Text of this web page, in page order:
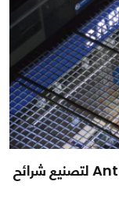
سامسونج تتفاوض مع Meta و Anthropic لتصنيع شرائح